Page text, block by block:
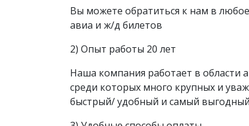
Вы можете обратиться к нам в
авиа и ж/д билетов
2) Опыт работы 20 лет
Наша компания работает в области
среди которых много крупных и
быстрый/ удобный и самый